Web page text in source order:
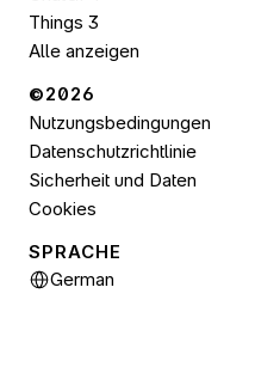
Things 3
Alle anzeigen
©2026
Nutzungsbedingungen
Datenschutzrichtlinie
Sicherheit und Daten
Cookies
SPRACHE
Select Language
German